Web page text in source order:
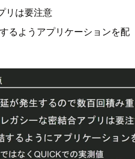
リは要注意
るようアプリケーションを配